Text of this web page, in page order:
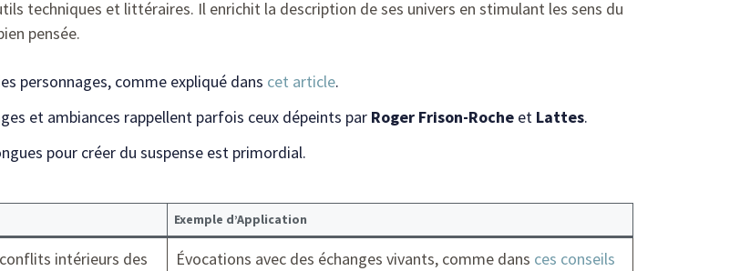
techniques et littéraires. Il enrichit la description de ses univers en stimulant les sens du
pensée.
personnages, comme expliqué dans cet article.
et ambiances rappellent parfois ceux dépeints par Roger Frison-Roche et Lattes.
pour créer du suspense est primordial.
Exemple d’Application
intérieurs des
Évocations avec des échanges vivants, comme dans ces conseils